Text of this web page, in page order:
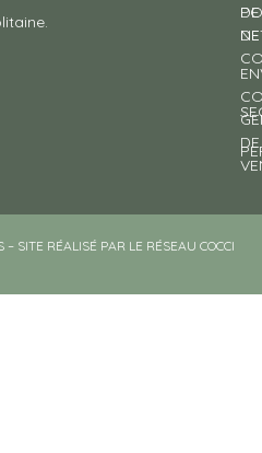
DE
DE
DE
SITE RÉALISÉ PAR LE RÉSEAU COCCI